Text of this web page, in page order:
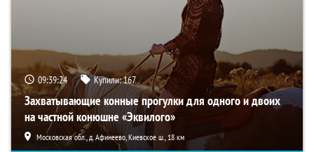
09:39:24 Купили:167
Захватывающие конные прогулки для одного и двоих
на частной конюшне «Эквилого»
Московская обл., д. Афинеево, Киевское ш., 18 км